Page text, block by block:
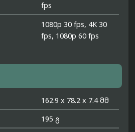
fps
1080p 30 fps, 4K 30
fps, 1080p 60 fps
162.9 x 78.2 x 7.4 მმ
195 გ